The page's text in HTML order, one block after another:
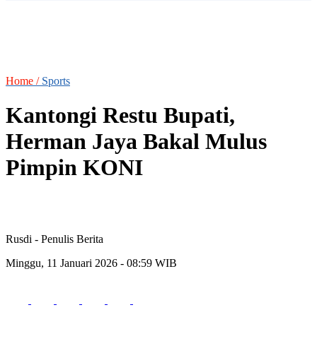
Home / Sports
Kantongi Restu Bupati,
Herman Jaya Bakal Mulus
Pimpin KONI
Rusdi - Penulis Berita
Minggu, 11 Januari 2026 - 08:59 WIB